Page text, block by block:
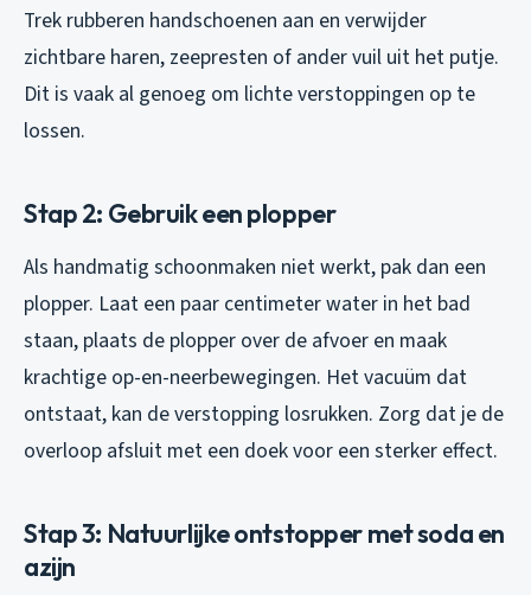
Trek rubberen handschoenen aan en verwijder
zichtbare haren, zeepresten of ander vuil uit het putje.
Dit is vaak al genoeg om lichte verstoppingen op te
lossen.
Stap 2: Gebruik een plopper
Als handmatig schoonmaken niet werkt, pak dan een
plopper. Laat een paar centimeter water in het bad
staan, plaats de plopper over de afvoer en maak
krachtige op-en-neerbewegingen. Het vacuüm dat
ontstaat, kan de verstopping losrukken. Zorg dat je de
overloop afsluit met een doek voor een sterker effect.
Stap 3: Natuurlijke ontstopper met soda en
azijn